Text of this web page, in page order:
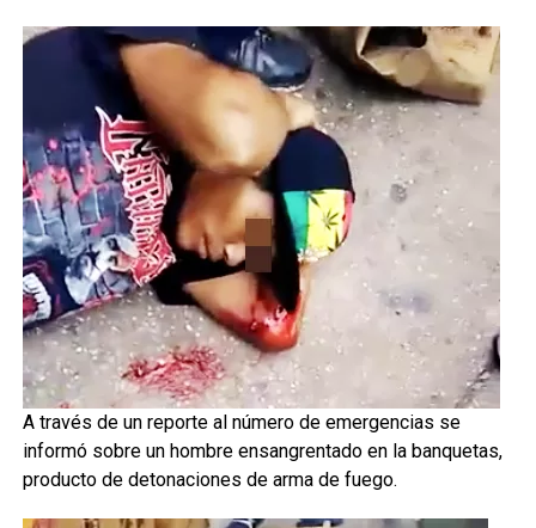
A través de un reporte al número de emergencias se
informó sobre un hombre ensangrentado en la banquetas,
producto de detonaciones de arma de fuego.